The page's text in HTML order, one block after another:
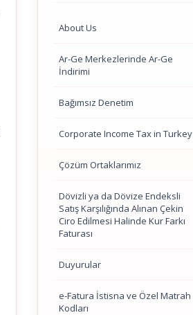
About Us
Ar-Ge Merkezlerinde Ar-Ge
İndirimi
Bağımsız Denetim
Corporate Income Tax in Turkey
Çözüm Ortaklarımız
Dövizli ya da Dövize Endeksli
Satış Karşılığında Alınan Çekin
Ciro Edilmesi Halinde Kur Farkı
Faturası
Duyurular
e-Fatura İstisna ve Özel Matrah
Kodları